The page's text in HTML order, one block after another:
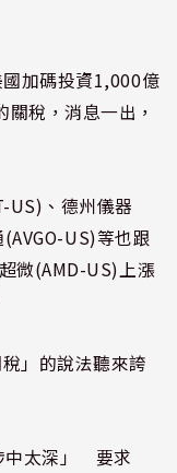
加碼投資1,000億
稅，消息一出，
US)、德州儀器
US)等也跟
微(AMD-US)上漲
」的說法聽來誇
中太深」 要求